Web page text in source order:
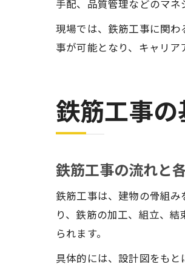
手配、品質管理などのマネ
現場では、鉄筋工事に関
事が可能となり、キャリア
鉄筋工事
鉄筋工事の流れと
鉄筋工事は、建物の骨組
り、鉄筋の加工、組立、
られます。
具体的には、設計図をも